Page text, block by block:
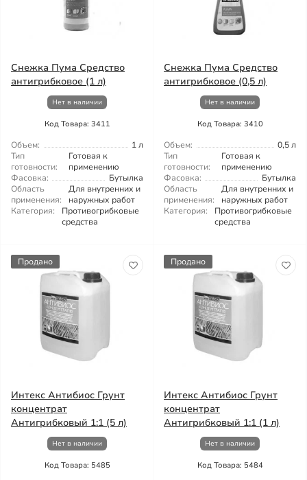
Снежка Пума Средство
антигрибковое (1 л)
Нет в наличии
Код Товара: 3411
Объем:
1 л
Тип
готовности:
Готовая к
применению
Фасовка:
Бутылка
Область
применения:
Для внутренних и
наружных работ
Категория:
Противогрибковые
средства
Снежка Пума Средство
антигрибковое (0,5 л)
Нет в наличии
Код Товара: 3410
Объем:
0,5 л
Тип
готовности:
Готовая к
применению
Фасовка:
Бутылка
Область
применения:
Для внутренних и
наружных работ
Категория:
Противогрибковые
средства
Продано
Интекс Антибиос Грунт
концентрат
Антигрибковый 1:1 (5 л)
Нет в наличии
Код Товара: 5485
Продано
Интекс Антибиос Грунт
концентрат
Антигрибковый 1:1 (1 л)
Нет в наличии
Код Товара: 5484